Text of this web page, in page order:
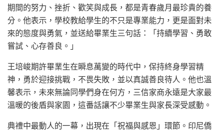
期間的努力、挫折、歡笑與成長，都是青春歲月最珍貴的養
分。他表示，學校教給學生的不只是專業能力，更是面對未
來的態度與勇氣，並送給畢業生三句話：「持續學習、勇敢
嘗試、心存善良。」
王培峻期許畢業生在瞬息萬變的時代中，保持終身學習精
神，勇於迎接挑戰，不畏失敗，並以真誠善良待人。他也溫
馨表示，未來無論同學們身在何方，三信家商永遠是大家最
溫暖的後盾與家園，這番話讓不少畢業生與家長深受感動。
典禮中最動人的一幕，出現在「祝福與感恩」環節。印尼僑